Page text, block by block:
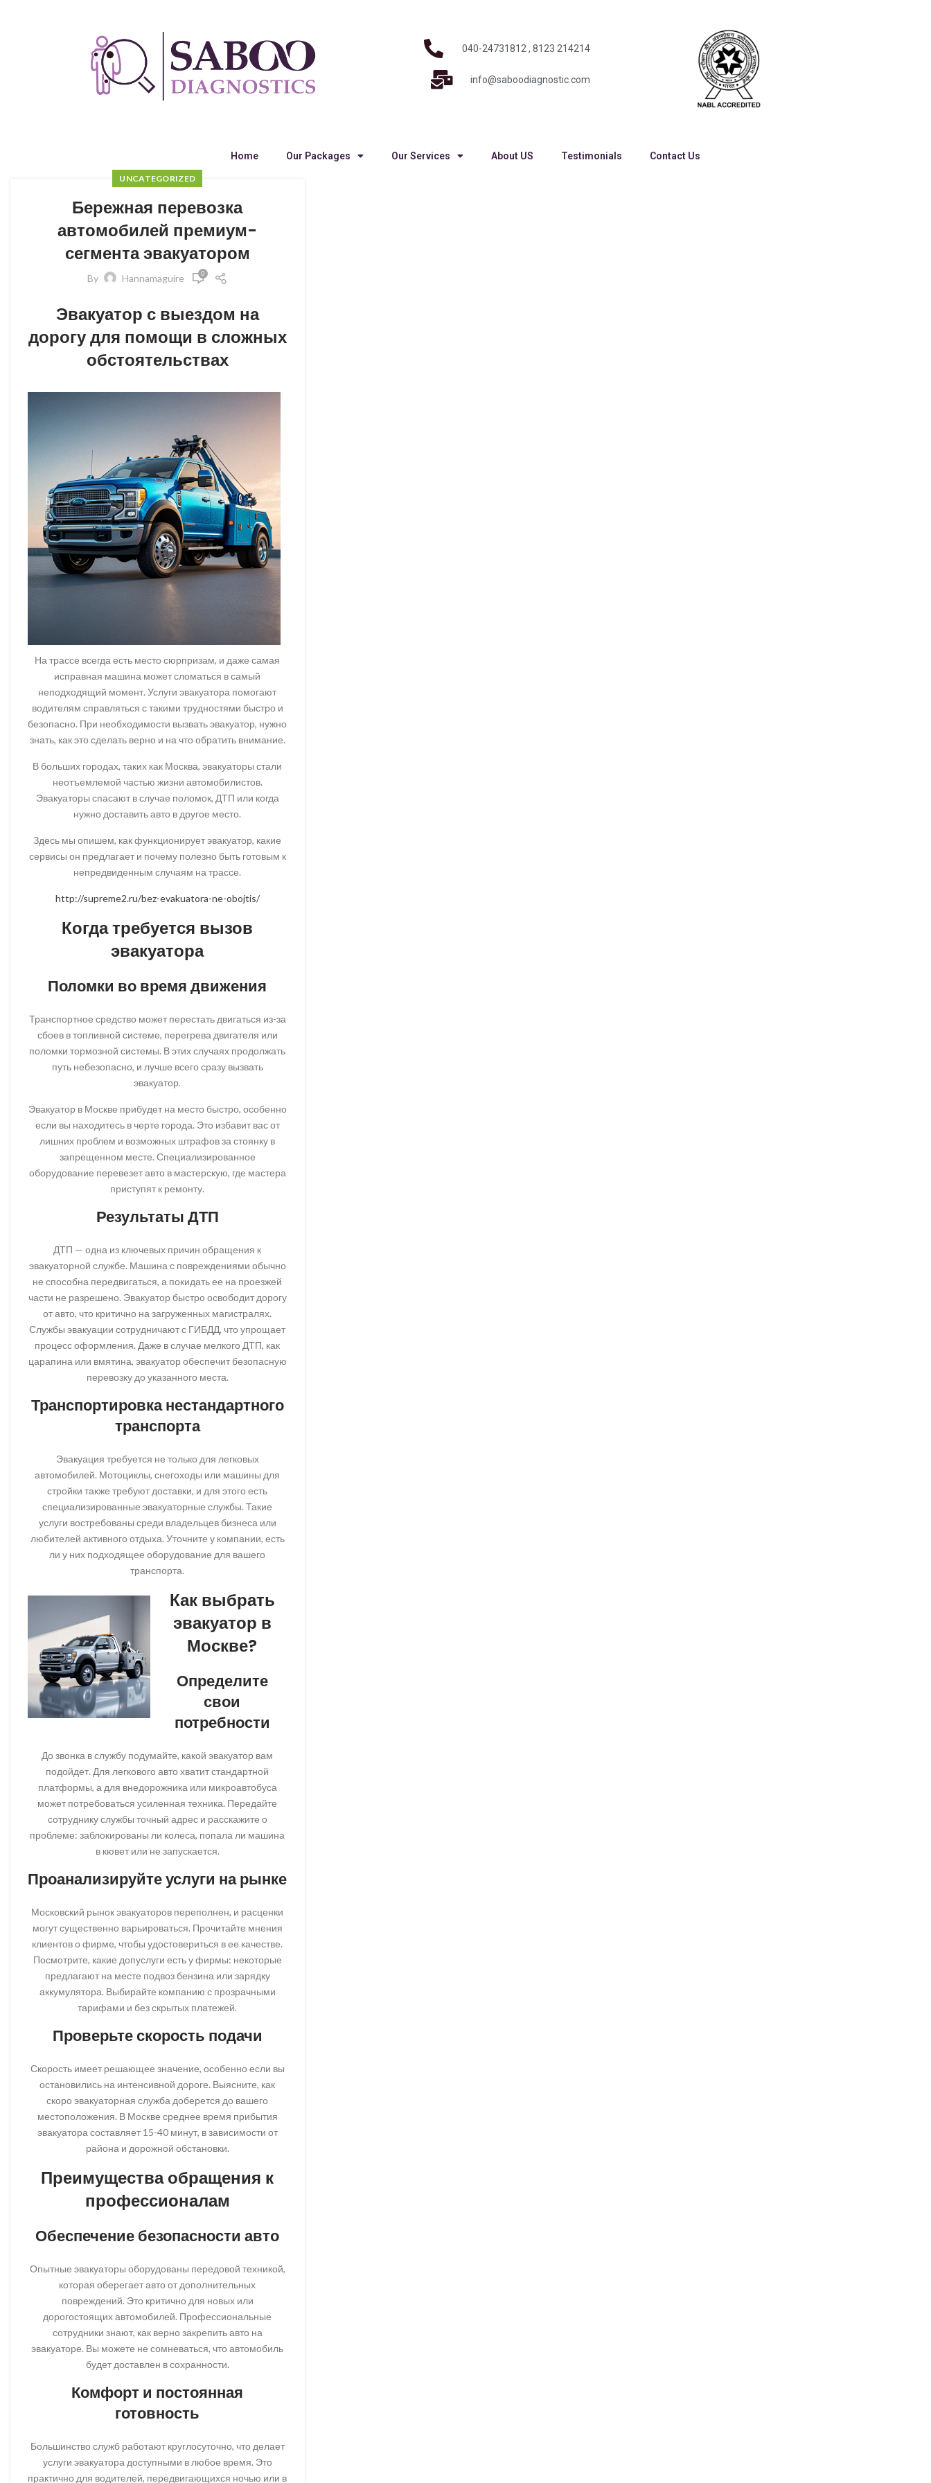
040-24731812 , 8123 214214
info@saboodiagnostic.com
Home Our Packages Our Services About US Testimonials Contact Us
UNCATEGORIZED
Бережная перевозка
автомобилей премиум-
сегмента эвакуатором
By Hannamaguire 0
Эвакуатор с выездом на
дорогу для помощи в сложных
обстоятельствах
На трассе всегда есть место сюрпризам, и даже самая
исправная машина может сломаться в самый
неподходящий момент. Услуги эвакуатора помогают
водителям справляться с такими трудностями быстро и
безопасно. При необходимости вызвать эвакуатор, нужно
знать, как это сделать верно и на что обратить внимание.
В больших городах, таких как Москва, эвакуаторы стали
неотъемлемой частью жизни автомобилистов.
Эвакуаторы спасают в случае поломок, ДТП или когда
нужно доставить авто в другое место.
Здесь мы опишем, как функционирует эвакуатор, какие
сервисы он предлагает и почему полезно быть готовым к
непредвиденным случаям на трассе.
http://supreme2.ru/bez-evakuatora-ne-obojtis/
Когда требуется вызов
эвакуатора
Поломки во время движения
Транспортное средство может перестать двигаться из-за
сбоев в топливной системе, перегрева двигателя или
поломки тормозной системы. В этих случаях продолжать
путь небезопасно, и лучше всего сразу вызвать
эвакуатор.
Эвакуатор в Москве прибудет на место быстро, особенно
если вы находитесь в черте города. Это избавит вас от
лишних проблем и возможных штрафов за стоянку в
запрещенном месте. Специализированное
оборудование перевезет авто в мастерскую, где мастера
приступят к ремонту.
Результаты ДТП
ДТП — одна из ключевых причин обращения к
эвакуаторной службе. Машина с повреждениями обычно
не способна передвигаться, а покидать ее на проезжей
части не разрешено. Эвакуатор быстро освободит дорогу
от авто, что критично на загруженных магистралях.
Службы эвакуации сотрудничают с ГИБДД, что упрощает
процесс оформления. Даже в случае мелкого ДТП, как
царапина или вмятина, эвакуатор обеспечит безопасную
перевозку до указанного места.
Транспортировка нестандартного
транспорта
Эвакуация требуется не только для легковых
автомобилей. Мотоциклы, снегоходы или машины для
стройки также требуют доставки, и для этого есть
специализированные эвакуаторные службы. Такие
услуги востребованы среди владельцев бизнеса или
любителей активного отдыха. Уточните у компании, есть
ли у них подходящее оборудование для вашего
транспорта.
Как выбрать
эвакуатор в
Москве?
Определите
свои
потребности
До звонка в службу подумайте, какой эвакуатор вам
подойдет. Для легкового авто хватит стандартной
платформы, а для внедорожника или микроавтобуса
может потребоваться усиленная техника. Передайте
сотруднику службы точный адрес и расскажите о
проблеме: заблокированы ли колеса, попала ли машина
в кювет или не запускается.
Проанализируйте услуги на рынке
Московский рынок эвакуаторов переполнен, и расценки
могут существенно варьироваться. Прочитайте мнения
клиентов о фирме, чтобы удостовериться в ее качестве.
Посмотрите, какие допуслуги есть у фирмы: некоторые
предлагают на месте подвоз бензина или зарядку
аккумулятора. Выбирайте компанию с прозрачными
тарифами и без скрытых платежей.
Проверьте скорость подачи
Скорость имеет решающее значение, особенно если вы
остановились на интенсивной дороге. Выясните, как
скоро эвакуаторная служба доберется до вашего
местоположения. В Москве среднее время прибытия
эвакуатора составляет 15-40 минут, в зависимости от
района и дорожной обстановки.
Преимущества обращения к
профессионалам
Обеспечение безопасности авто
Опытные эвакуаторы оборудованы передовой техникой,
которая оберегает авто от дополнительных
повреждений. Это критично для новых или
дорогостоящих автомобилей. Профессиональные
сотрудники знают, как верно закрепить авто на
эвакуаторе. Вы можете не сомневаться, что автомобиль
будет доставлен в сохранности.
Комфорт и постоянная
готовность
Большинство служб работают круглосуточно, что делает
услуги эвакуатора доступными в любое время. Это
практично для водителей, передвигающихся ночью или в